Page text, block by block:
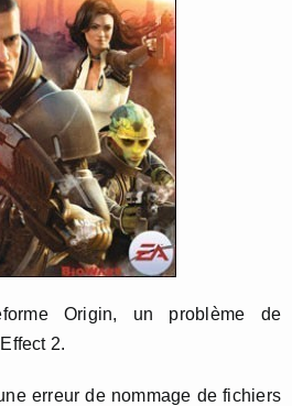
Origin, un problème de
2.
erreur de nommage de fichiers